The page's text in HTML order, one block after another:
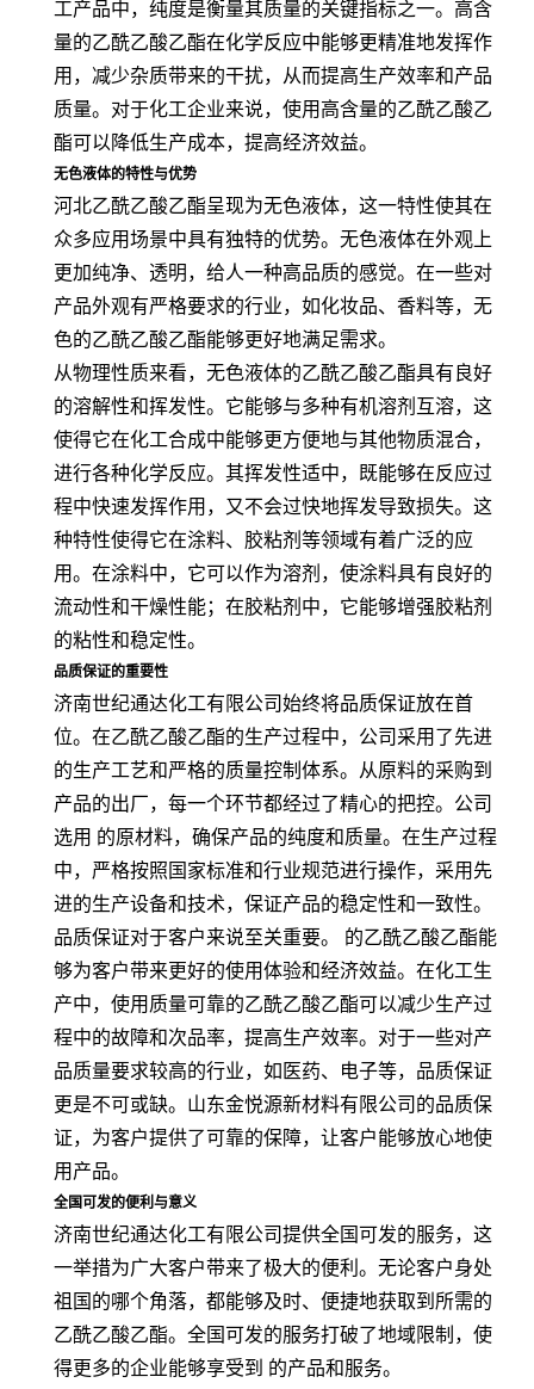
工产品中，纯度是衡量其质量的关键指标之一。高含
量的乙酰乙酸乙酯在化学反应中能够更精准地发挥作
用，减少杂质带来的干扰，从而提高生产效率和产品
质量。对于化工企业来说，使用高含量的乙酰乙酸乙
酯可以降低生产成本，提高经济效益。
无色液体的特性与优势
河北乙酰乙酸乙酯呈现为无色液体，这一特性使其在
众多应用场景中具有独特的优势。无色液体在外观上
更加纯净、透明，给人一种高品质的感觉。在一些对
产品外观有严格要求的行业，如化妆品、香料等，无
色的乙酰乙酸乙酯能够更好地满足需求。
从物理性质来看，无色液体的乙酰乙酸乙酯具有良好
的溶解性和挥发性。它能够与多种有机溶剂互溶，这
使得它在化工合成中能够更方便地与其他物质混合，
进行各种化学反应。其挥发性适中，既能够在反应过
程中快速发挥作用，又不会过快地挥发导致损失。这
种特性使得它在涂料、胶粘剂等领域有着广泛的应
用。在涂料中，它可以作为溶剂，使涂料具有良好的
流动性和干燥性能；在胶粘剂中，它能够增强胶粘剂
的粘性和稳定性。
品质保证的重要性
济南世纪通达化工有限公司始终将品质保证放在首
位。在乙酰乙酸乙酯的生产过程中，公司采用了先进
的生产工艺和严格的质量控制体系。从原料的采购到
产品的出厂，每一个环节都经过了精心的把控。公司
选用 的原材料，确保产品的纯度和质量。在生产过程
中，严格按照国家标准和行业规范进行操作，采用先
进的生产设备和技术，保证产品的稳定性和一致性。
品质保证对于客户来说至关重要。 的乙酰乙酸乙酯能
够为客户带来更好的使用体验和经济效益。在化工生
产中，使用质量可靠的乙酰乙酸乙酯可以减少生产过
程中的故障和次品率，提高生产效率。对于一些对产
品质量要求较高的行业，如医药、电子等，品质保证
更是不可或缺。山东金悦源新材料有限公司的品质保
证，为客户提供了可靠的保障，让客户能够放心地使
用产品。
全国可发的便利与意义
济南世纪通达化工有限公司提供全国可发的服务，这
一举措为广大客户带来了极大的便利。无论客户身处
祖国的哪个角落，都能够及时、便捷地获取到所需的
乙酰乙酸乙酯。全国可发的服务打破了地域限制，使
得更多的企业能够享受到 的产品和服务。